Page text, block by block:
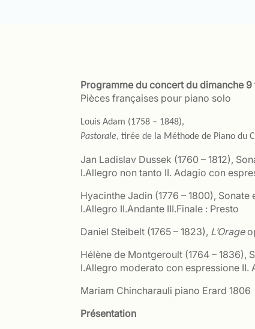
Programme du concert du dimanche
Pièces françaises pour piano solo
Louis Adam (1758 – 1848),
Pastorale, tirée de la Méthode de Piano du
Jan Ladislav Dussek (1760 – 1812),
I.Allegro non tanto II. Adagio con
Hyacinthe Jadin (1776 – 1800), Sonate
I.Allegro II.Andante III.Finale : Presto
Daniel Steibelt (1765 – 1823), L’Orage
Hélène de Montgeroult (1764 – 1836),
I.Allegro moderato con espressione
Mariam Chincharauli piano Erard 1806
Présentation